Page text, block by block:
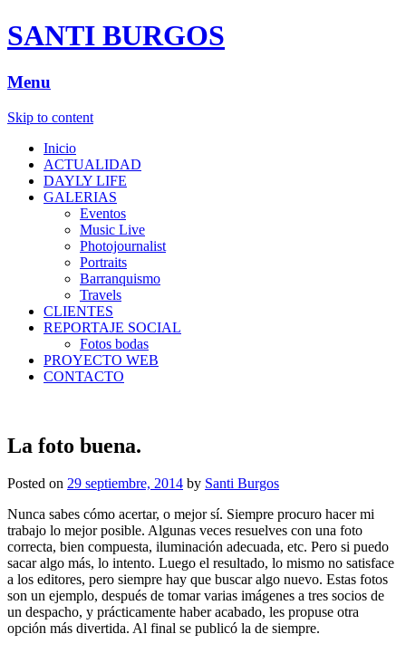
SANTI BURGOS
Menu
Skip to content
Inicio
ACTUALIDAD
DAYLY LIFE
GALERIAS
Eventos
Music Live
Photojournalist
Portraits
Barranquismo
Travels
CLIENTES
REPORTAJE SOCIAL
Fotos bodas
PROYECTO WEB
CONTACTO
La foto buena.
Posted on 29 septiembre, 2014 by Santi Burgos
Nunca sabes cómo acertar, o mejor sí. Siempre procuro hacer mi
trabajo lo mejor posible. Algunas veces resuelves con una foto
correcta, bien compuesta, iluminación adecuada, etc. Pero si puedo
sacar algo más, lo intento. Luego el resultado, lo mismo no satisface
a los editores, pero siempre hay que buscar algo nuevo. Estas fotos
son un ejemplo, después de tomar varias imágenes a tres socios de
un despacho, y prácticamente haber acabado, les propuse otra
opción más divertida. Al final se publicó la de siempre.